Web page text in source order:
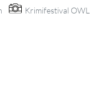
Krimifestival OWL